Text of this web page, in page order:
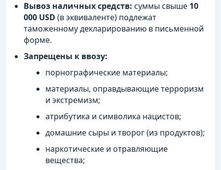
Вывоз наличных средств: суммы свыше 10
000 USD (в эквиваленте) подлежат
таможенному декларированию в письменной
форме.
Запрещены к ввозу:
порнографические материалы;
материалы, оправдывающие терроризм
и экстремизм;
атрибутика и символика нацистов;
домашние сыры и творог (из продуктов);
наркотические и отравляющие
вещества;